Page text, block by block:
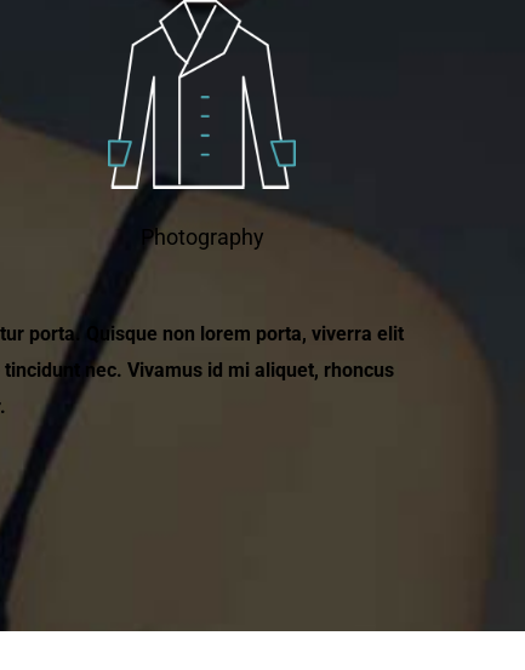
Photography
porta. Quisque non lorem porta, viverra elit
nec. Vivamus id mi aliquet, rhoncus